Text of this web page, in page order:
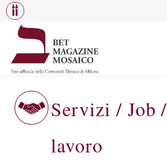
Servizi / Job
lavoro